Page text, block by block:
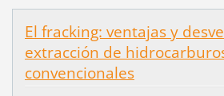
El fracking: ventajas y
extracción de
convencionales